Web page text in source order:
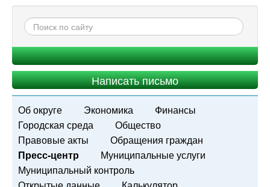
Написать письмо
Об округе Экономика
Финансы
Городская среда
Общество
Правовые акты
Обращения граждан
Пресс-центр
Муниципальные услуги
Муниципальный контроль